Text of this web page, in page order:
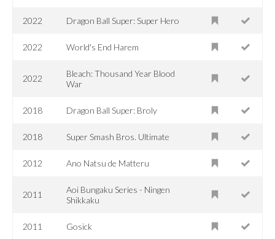
2022 Dragon Ball Super: Super Hero
2022 World's End Harem
2022
Bleach: Thousand Year Blood
War
2018 Dragon Ball Super: Broly
2018 Super Smash Bros. Ultimate
2012 Ano Natsu de Matteru
2011
Aoi Bungaku Series - Ningen
Shikkaku
2011 Gosick